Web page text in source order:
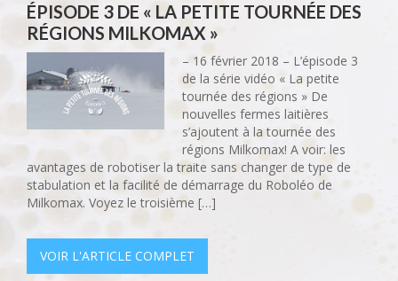
ÉPISODE 3 DE « LA PETITE TOURNÉE DES
RÉGIONS MILKOMAX »
– 16 février 2018 – L’épisode 3
de la série vidéo « La petite
tournée des régions » De
nouvelles fermes laitières
s’ajoutent à la tournée des
régions Milkomax! A voir: les
avantages de robotiser la traite sans changer de type de
stabulation et la facilité de démarrage du Roboléo de
Milkomax. Voyez le troisième […]
VOIR L'ARTICLE COMPLET